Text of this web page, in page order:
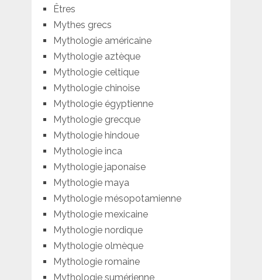
Êtres
Mythes grecs
Mythologie américaine
Mythologie aztèque
Mythologie celtique
Mythologie chinoise
Mythologie égyptienne
Mythologie grecque
Mythologie hindoue
Mythologie inca
Mythologie japonaise
Mythologie maya
Mythologie mésopotamienne
Mythologie mexicaine
Mythologie nordique
Mythologie olmèque
Mythologie romaine
Mythologie sumérienne